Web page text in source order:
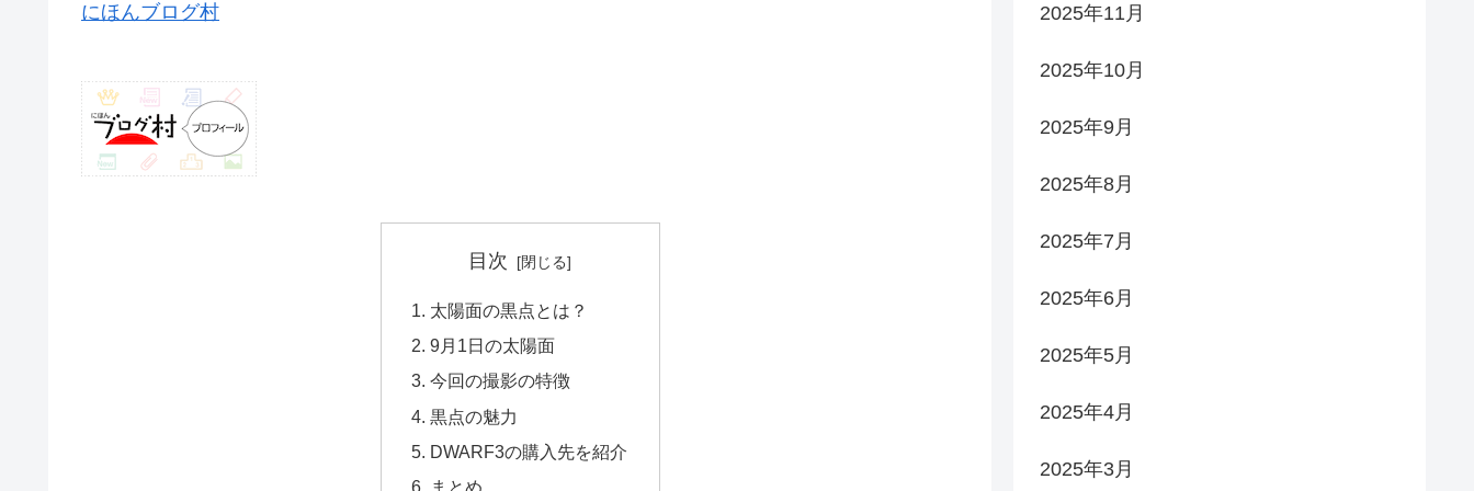
にほんブログ村
目次
太陽面の黒点とは？
9月1日の太陽面
今回の撮影の特徴
黒点の魅力
DWARF3の購入先を紹介
まとめ
2025年11月
2025年10月
2025年9月
2025年8月
2025年7月
2025年6月
2025年5月
2025年4月
2025年3月